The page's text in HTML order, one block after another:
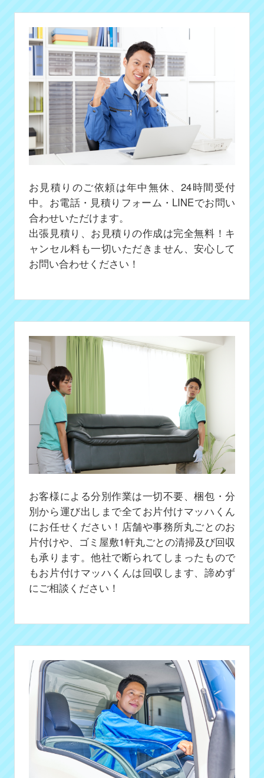
お見積りのご依頼は年中無休、24時間受付
中。お電話・見積りフォーム・LINEでお問い
合わせいただけます。
出張見積り、お見積りの作成は完全無料！キ
ャンセル料も一切いただきません、安心して
お問い合わせください！
お客様による分別作業は一切不要、梱包・分
別から運び出しまで全てお片付けマッハくん
にお任せください！店舗や事務所丸ごとのお
片付けや、ゴミ屋敷1軒丸ごとの清掃及び回収
も承ります。他社で断られてしまったもので
もお片付けマッハくんは回収します、諦めず
にご相談ください！